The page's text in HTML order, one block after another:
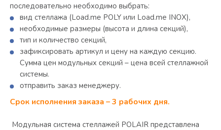
последовательно необходимо выбрать:
вид стеллажа (Load.me POLY или Load.me INOX),
необходимые размеры (высота и длина секций),
тип и количество секций,
зафиксировать артикул и цену на каждую секцию.
Сумма цен модульных секций – цена всей стеллажной
системы.
отправить заказ менеджеру.
Срок исполнения заказа – 3 рабочих дня.
Модульная система стеллажей РOLAIR представлена